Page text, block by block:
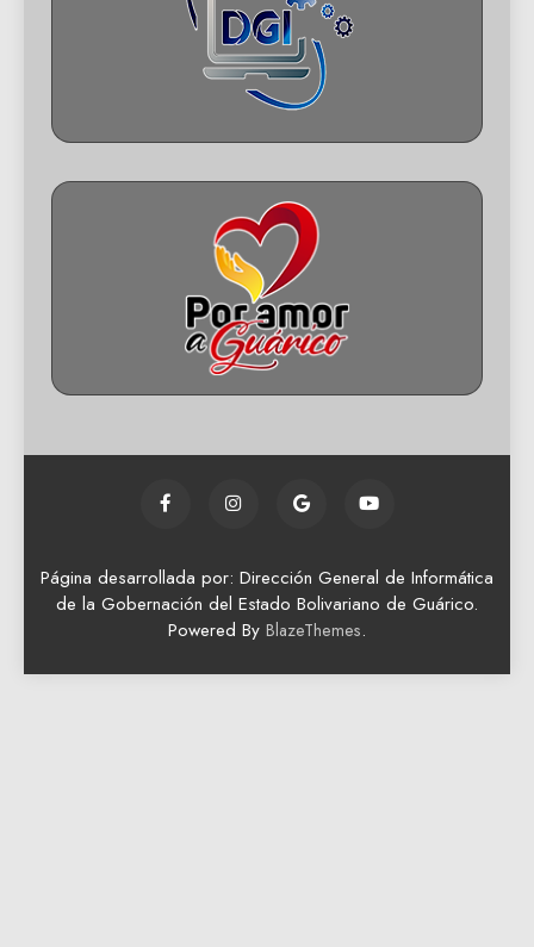
Página desarrollada por: Dirección General de Informática
de la Gobernación del Estado Bolivariano de Guárico.
Powered By BlazeThemes.